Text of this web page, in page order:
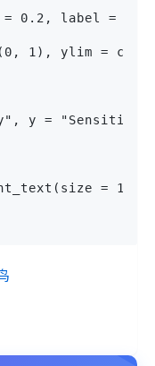
0.2, label =
1), ylim = c(0,
y =
= 14,